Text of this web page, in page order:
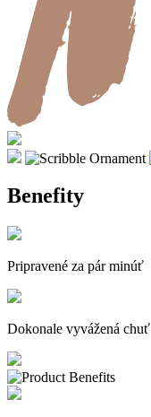
Benefity
Pripravené za pár minúť
Dokonale vyvážená chuť